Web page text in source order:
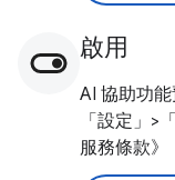
啟用
AI 協助功
「設定」>
服務條款》